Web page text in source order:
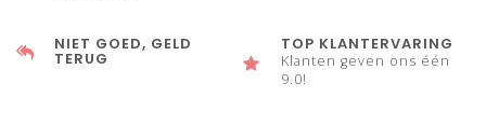
NIET GOED, GELD
TERUG
TOP KLANTERVARING
Klanten geven ons één
9.0!